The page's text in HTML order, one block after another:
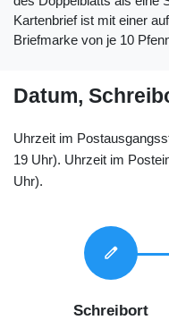
Kartenbrief ist mit einer
Briefmarke von je 10
Datum,
Uhrzeit im
19 Uhr). Uhrzeit im
Uhr).
edit
Schreibort